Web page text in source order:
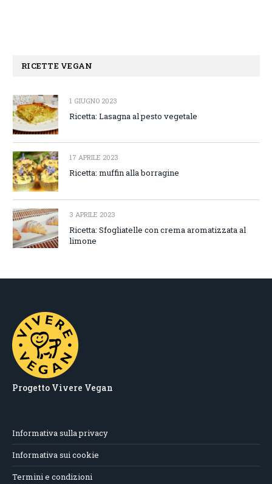
RICETTE VEGAN
1 GIUGNO 2023
Ricetta: Lasagna al pesto vegetale
17 APRILE 2023
Ricetta: muffin alla borragine
3 APRILE 2023
Ricetta: Sfogliatelle con crema aromatizzata al
limone
Progetto Vivere Vegan
Informativa sulla privacy
Informativa sui cookie
Termini e condizioni